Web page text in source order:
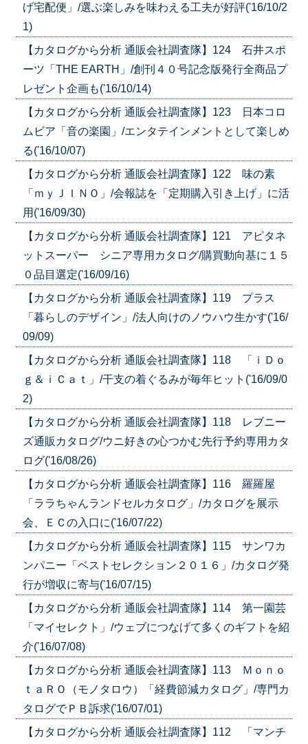
げ宅配便」/選ぶ楽しみを味わえる工夫が好評('16/10/2
1)
【カタログから分析 通販会社調査隊】124 石井スポ
ーツ「THE EARTH」/創刊４０号記念版発行全商品プ
レゼント企画も('16/10/14)
【カタログから分析 通販会社調査隊】123 日本コロ
ムビア「音の楽園」/エンタテインメントとして楽しめ
る('16/10/07)
【カタログから分析 通販会社調査隊】122 味の素
「ｍｙＪＩＮＯ」/会報誌を「定期購入引き上げ」に活
用('16/09/30)
【カタログから分析 通販会社調査隊】121 アピタネ
ットスーパー シニア専用カタログ/購買動向基に１５
０品目選定('16/09/16)
【カタログから分析 通販会社調査隊】119 プラス
「暮らしのデザイン」/法人向けのノウハウ生かす('16/
09/09)
【カタログから分析 通販会社調査隊】118 「ｉＤｏ
ｇ＆ｉＣａｔ」/干支の着ぐるみが毎年ヒット('16/09/0
2)
【カタログから分析 通販会社調査隊】118 レブニー
ズ通販カタログ/ウニ好きの心つかむ先行予約専用カタ
ログ('16/08/26)
【カタログから分析 通販会社調査隊】116 羅羅屋
「ララちゃんランドセルカタログ」/カタログを展示
会、ＥＣの入口に('16/07/22)
【カタログから分析 通販会社調査隊】115 サンワカ
ンパニー「ベストセレクション２０１６」/カタログ発
行が増収に寄与('16/07/15)
【カタログから分析 通販会社調査隊】114 第一園芸
「マイセレクト」/ウェブにつなげて多くのギフトを紹
介('16/07/08)
【カタログから分析 通販会社調査隊】113 Ｍｏｎｏ
ｔａＲＯ（モノタロウ）「経費節減カタログ」/専門カ
タログでＰＢ訴求('16/07/01)
【カタログから分析 通販会社調査隊】112 「マンチ